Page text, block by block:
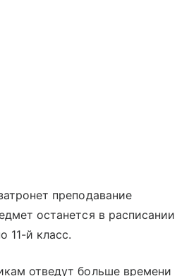
преподавание
останется в расписании
11-й класс.
отведут больше времени